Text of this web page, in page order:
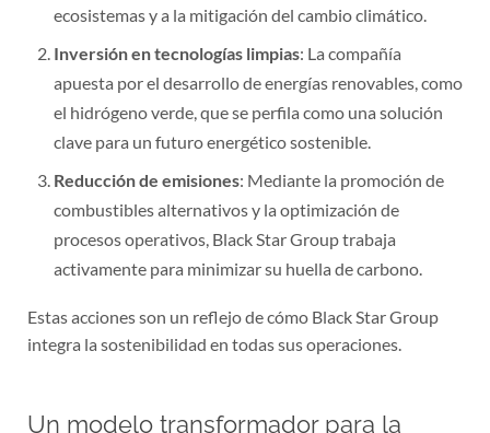
ecosistemas y a la mitigación del cambio climático.
Inversión en tecnologías limpias: La compañía
apuesta por el desarrollo de energías renovables, como
el hidrógeno verde, que se perfila como una solución
clave para un futuro energético sostenible.
Reducción de emisiones: Mediante la promoción de
combustibles alternativos y la optimización de
procesos operativos, Black Star Group trabaja
activamente para minimizar su huella de carbono.
Estas acciones son un reflejo de cómo Black Star Group
integra la sostenibilidad en todas sus operaciones.
Un modelo transformador para la